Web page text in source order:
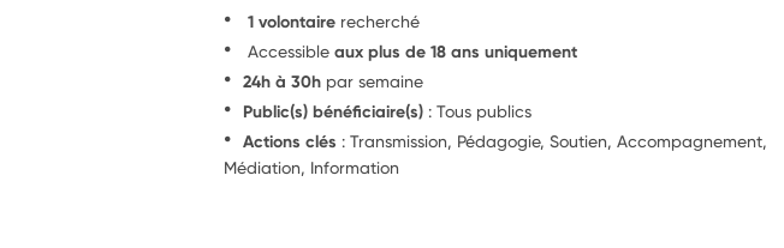
1 volontaire recherché
Accessibleaux plus de 18 ans uniquement
24h à 30h par semaine
Public(s) bénéficiaire(s) : Tous publics
Actions clés : Transmission, Pédagogie, Soutien, Accompagnement,
Médiation, Information